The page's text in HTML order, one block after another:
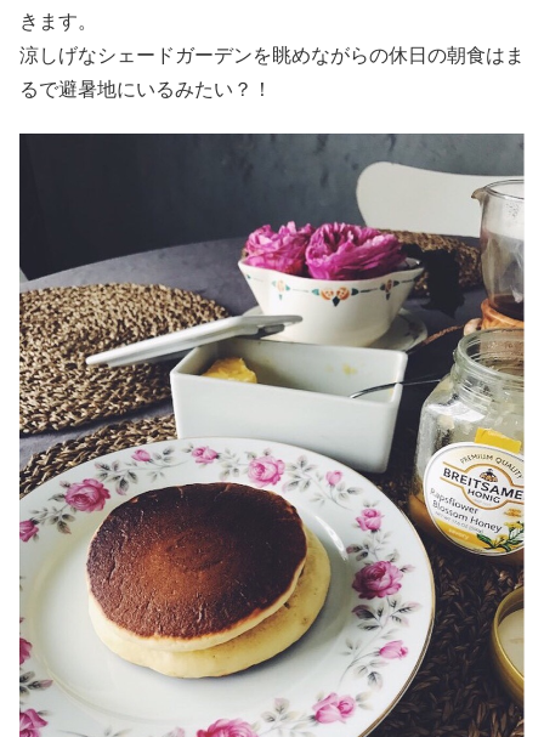
きます。
涼しげなシェードガーデンを眺めながらの休日の朝食はま
るで避暑地にいるみたい？！